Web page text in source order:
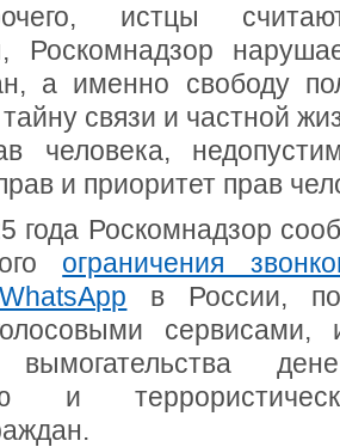
истцы
Роскомнадзор
а именно свободу
связи и частной
человека,
и приоритет прав
года Роскомнадзор
ограничения
в России,
сервисами,
и